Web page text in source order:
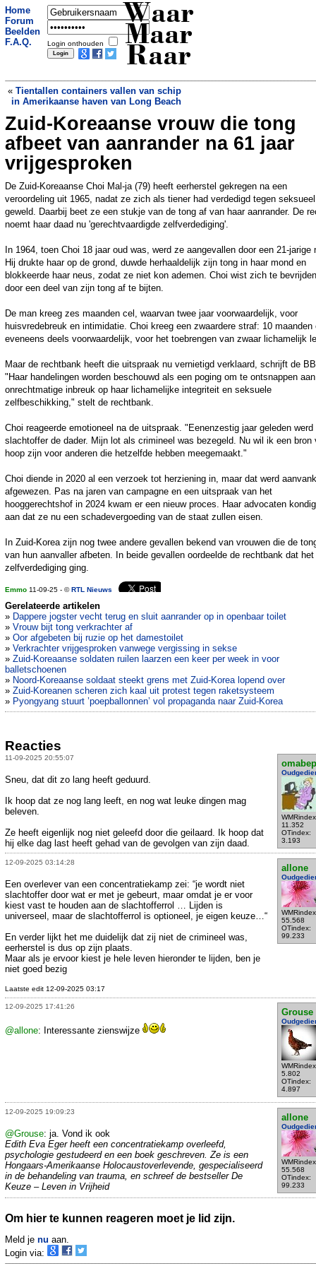
Home
Forum
Beelden
F.A.Q.
Login onthouden
Waar
Maar
Raar
« Tientallen containers vallen van schip
in Amerikaanse haven van Long Beach
Enschedeër vindt gestolen fiets terug
dankzij voordelig foefje»
Zuid-Koreaanse vrouw die tong
afbeet van aanrander na 61 jaar
vrijgesproken
De Zuid-Koreaanse Choi Mal-ja (79) heeft eerherstel gekregen na een
veroordeling uit 1965, nadat ze zich als tiener had verdedigd tegen seksueel
geweld. Daarbij beet ze een stukje van de tong af van haar aanrander. De
noemt haar daad nu 'gerechtvaardigde zelfverdediging'.
In 1964, toen Choi 18 jaar oud was, werd ze aangevallen door een 21-jarige
Hij drukte haar op de grond, duwde herhaaldelijk zijn tong in haar mond en
blokkeerde haar neus, zodat ze niet kon ademen. Choi wist zich te bevrijden
door een deel van zijn tong af te bijten.
De man kreeg zes maanden cel, waarvan twee jaar voorwaardelijk, voor
huisvredebreuk en intimidatie. Choi kreeg een zwaardere straf: 10 maanden
eveneens deels voorwaardelijk, voor het toebrengen van zwaar lichamelijk
Maar de rechtbank heeft die uitspraak nu vernietigd verklaard, schrijft de
"Haar handelingen worden beschouwd als een poging om te ontsnappen
onrechtmatige inbreuk op haar lichamelijke integriteit en seksuele
zelfbeschikking," stelt de rechtbank.
Choi reageerde emotioneel na de uitspraak. "Eenenzestig jaar geleden werd
slachtoffer de dader. Mijn lot als crimineel was bezegeld. Nu wil ik een bron
hoop zijn voor anderen die hetzelfde hebben meegemaakt."
Choi diende in 2020 al een verzoek tot herziening in, maar dat werd
afgewezen. Pas na jaren van campagne en een uitspraak van het
hooggerechtshof in 2024 kwam er een nieuw proces. Haar advocaten
aan dat ze nu een schadevergoeding van de staat zullen eisen.
In Zuid-Korea zijn nog twee andere gevallen bekend van vrouwen die de
van hun aanvaller afbeten. In beide gevallen oordeelde de rechtbank dat het
zelfverdediging ging.
Emmo 11-09-25 - ©RTL Nieuws
Gerelateerde artikelen
» Dappere jogster vecht terug en sluit aanrander op in openbaar toilet
» Vrouw bijt tong verkrachter af
» Oor afgebeten bij ruzie op het damestoilet
» Verkrachter vrijgesproken vanwege vergissing in sekse
» Zuid-Koreaanse soldaten ruilen laarzen een keer per week in voor
balletschoenen
» Noord-Koreaanse soldaat steekt grens met Zuid-Korea lopend over
» Zuid-Koreanen scheren zich kaal uit protest tegen raketsysteem
» Pyongyang stuurt ’poepballonnen’ vol propaganda naar Zuid-Korea
Reacties
11-09-2025 20:55:07
omabep
11.352
OTindex:
3.193
Sneu, dat dit zo lang heeft geduurd.
Ik hoop dat ze nog lang leeft, en nog wat leuke dingen mag
beleven.
Ze heeft eigenlijk nog niet geleefd door die geilaard. Ik hoop dat
hij elke dag last heeft gehad van de gevolgen van zijn daad.
12-09-2025 03:14:28
allone
55.568
OTindex:
99.233
Een overlever van een concentratiekamp zei: “je wordt niet
slachtoffer door wat er met je gebeurt, maar omdat je er voor
kiest vast te houden aan de slachtofferrol … Lijden is
universeel, maar de slachtofferrol is optioneel, je eigen keuze…“
En verder lijkt het me duidelijk dat zij niet de crimineel was,
eerherstel is dus op zijn plaats.
Maar als je ervoor kiest je hele leven hieronder te lijden, ben je
niet goed bezig
Laatste edit 12-09-2025 03:17
12-09-2025 17:41:26
Grouse
5.802
OTindex:
4.897
@allone: Interessante zienswijze
12-09-2025 19:09:23
allone
55.568
OTindex:
99.233
@Grouse: ja. Vond ik ook
Edith Eva Eger heeft een concentratiekamp overleefd,
psychologie gestudeerd en een boek geschreven. Ze is een
Hongaars-Amerikaanse Holocaustoverlevende, gespecialiseerd
in de behandeling van trauma, en schreef de bestseller De
Keuze – Leven in Vrijheid
Om hier te kunnen reageren moet je lid zijn.
Meld je nu aan.
Login via: